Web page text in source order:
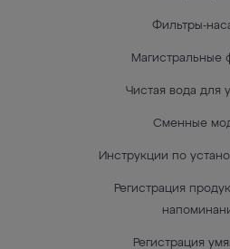
Фильтры-
Магистральные
Чистая вода для
Сменные
Инструкции по
Регистрация
Регистрация